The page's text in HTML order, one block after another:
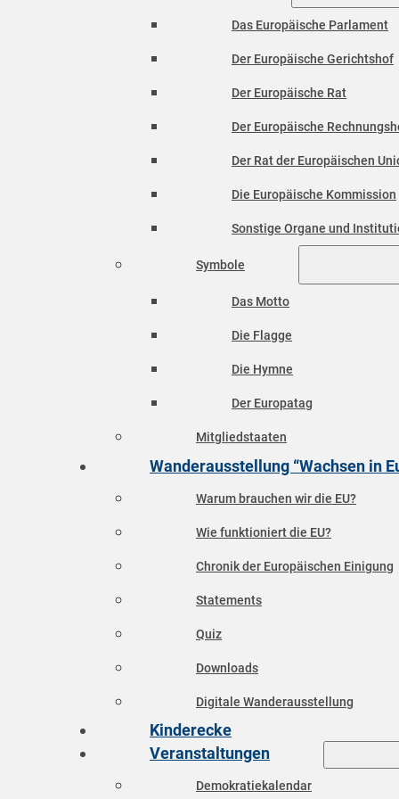
Das Europäische Parlament
Der Europäische Gerichtshof
Der Europäische Rat
Der Europäische
Der Rat der Europäischen
Die Europäische Kommission
Sonstige Organe und
Symbole
Das Motto
Die Flagge
Die Hymne
Der Europatag
Mitgliedstaaten
Wanderausstellung “Wachsen in
Warum brauchen wir die EU?
Wie funktioniert die EU?
Chronik der Europäischen Einigung
Statements
Quiz
Downloads
Digitale Wanderausstellung
Kinderecke
Veranstaltungen
Demokratiekalendar